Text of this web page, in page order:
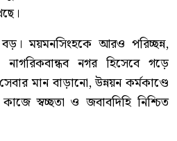
বড়। ময়মনসিংহকে আরও পরিচ্ছন্ন,
নগর হিসেবে গড়ে
মান বাড়ানো, উন্নয়ন কর্মকাণ্ডে
স্বচ্ছতা ও জবাবদিহি নিশ্চিত